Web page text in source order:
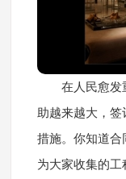
在人民愈发
助越来越大，
措施。你知道合
为大家收集的